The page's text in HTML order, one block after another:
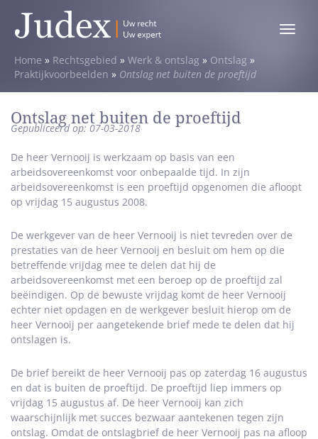
Toggle
Home » Rechtsgebied » Werk & ontslag » Ontslag »
Praktijkvoorbeelden » Ontslag net buiten de proeftijd
Ontslag net buiten de proeftijd
Gepubliceerd op: 07-03-2018
De heer Vernooij is werkzaam op basis van een
arbeidsovereenkomst voor onbepaalde tijd. In zijn
arbeidsovereenkomst is een proeftijd opgenomen die afloopt
op vrijdag 15 augustus 2008.
De werkgever van de heer Vernooij is niet tevreden over de
prestaties van de heer Vernooij en besluit om hem op die
betreffende vrijdag mee te delen dat hij de
arbeidsovereenkomst met een beroep op de proeftijd zal
beëindigen. Op de bewuste vrijdag komt de heer Vernooij
echter niet opdagen en de werkgever besluit hierop om de
heer Vernooij per aangetekende brief mede te delen dat hij
ontslagen is.
De brief bereikt de heer Vernooij pas op zaterdag 16 augustus
en dat is buiten de proeftijd. De proeftijd liep immers op
vrijdag 15 augustus af. De heer Vernooij kan zich
waarschijnlijk met succes bezwaar aantekenen tegen zijn
ontslag. Omdat de ontslagbrief de heer Vernooij pas na afloop